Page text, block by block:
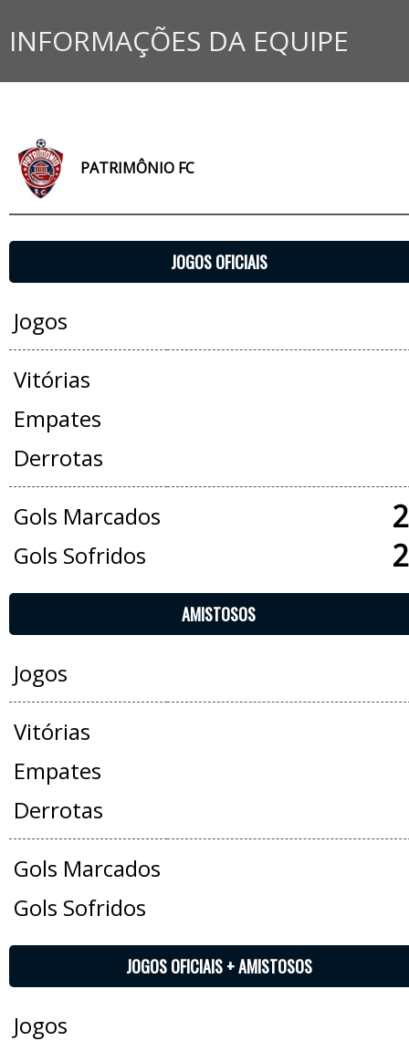
INFORMAÇÕES DA EQUIPE
PATRIMÔNIO FC
JOGOS OFICIAIS
Jogos
Vitórias
Empates
Derrotas
Gols Marcados
Gols Sofridos
AMISTOSOS
Jogos
Vitórias
Empates
Derrotas
Gols Marcados
Gols Sofridos
JOGOS OFICIAIS + AMISTOSOS
Jogos